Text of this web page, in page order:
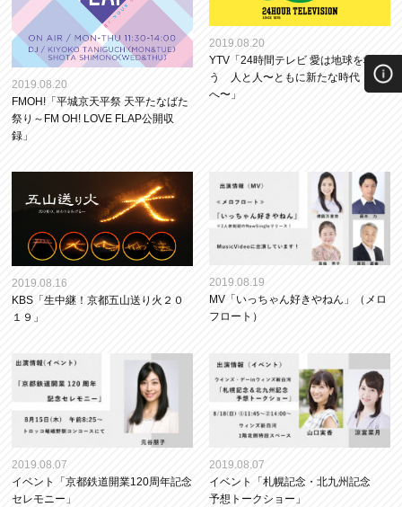
2019.08.20
FMOH!「平城京天平祭 天平たなばた
祭り～FM OH! LOVE FLAP公開収
録」
2019.08.20
YTV「24時間テレビ 愛は地球を救
う 人と人〜ともに新たな時代
へ〜」
2019.08.16
KBS「生中継！京都五山送り火２０
１９」
2019.08.19
MV「いっちゃん好きやねん」（メロ
フロート）
2019.08.07
イベント「京都鉄道開業120周年記念
セレモニー」
2019.08.07
イベント「札幌記念・北九州記念
予想トークショー」